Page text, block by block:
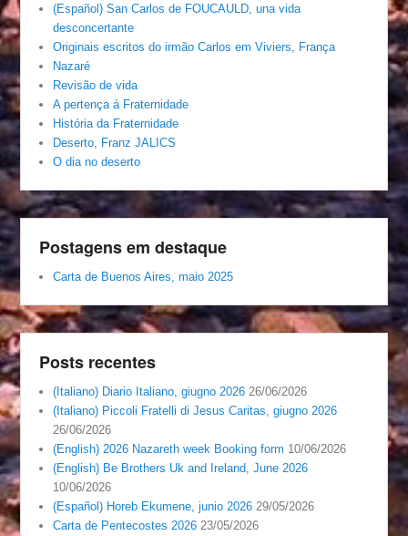
(Español) San Carlos de FOUCAULD, una vida
desconcertante
Originais escritos do irmão Carlos em Viviers, França
Nazaré
Revisão de vida
A pertença á Fraternidade
História da Fraternidade
Deserto, Franz JALICS
O dia no deserto
Postagens em destaque
Carta de Buenos Aires, maio 2025
Posts recentes
(Italiano) Diario Italiano, giugno 2026 26/06/2026
(Italiano) Piccoli Fratelli di Jesus Caritas, giugno 2026
26/06/2026
(English) 2026 Nazareth week Booking form 10/06/2026
(English) Be Brothers Uk and Ireland, June 2026
10/06/2026
(Español) Horeb Ekumene, junio 2026 29/05/2026
Carta de Pentecostes 2026 23/05/2026